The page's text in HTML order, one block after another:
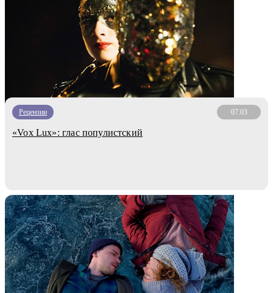
Рецензии 07.03
«Vox Lux»: глас популистский